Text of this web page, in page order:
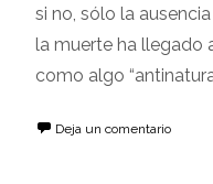
si no, sólo la
la muerte ha llegado
como algo
Deja un comentario